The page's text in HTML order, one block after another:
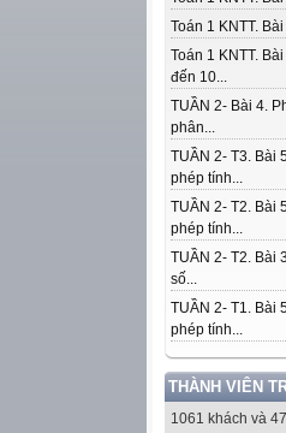
Toán 1 KNTT.
Toán 1 KNTT.
đến 10...
TUẦN 2- Bài 4.
phân...
TUẦN 2- T3. Bài
phép tính...
TUẦN 2- T2. Bài
phép tính...
TUẦN 2- T2. Bài
số...
TUẦN 2- T1. Bài
phép tính...
THÀNH VIÊN
1061 khách và